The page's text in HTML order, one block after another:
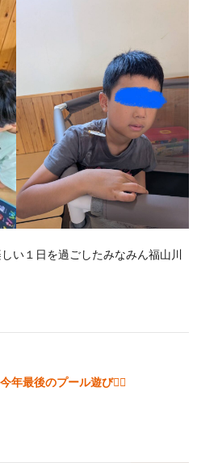
い１日を過ごしたみなみん福山川
年最後のプール遊び🏊‍♀️